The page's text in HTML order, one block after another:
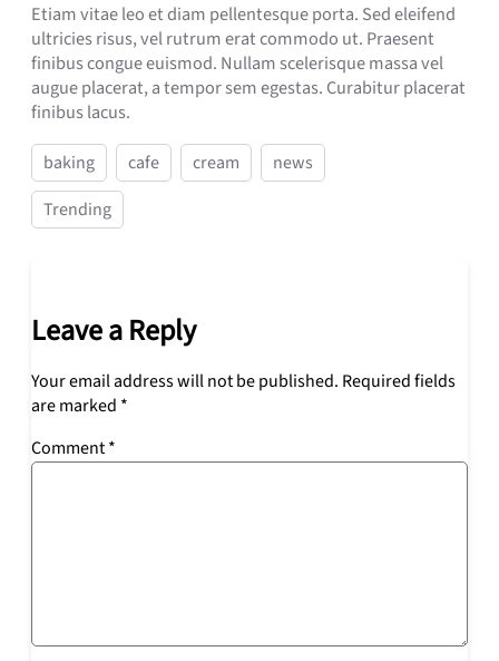
Etiam vitae leo et diam pellentesque porta. Sed eleifend
ultricies risus, vel rutrum erat commodo ut. Praesent
finibus congue euismod. Nullam scelerisque massa vel
augue placerat, a tempor sem egestas. Curabitur placerat
finibus lacus.
baking cafe cream
news
Trending
Leave a Reply
Your email address will not be published. Required fields
are marked *
Comment*